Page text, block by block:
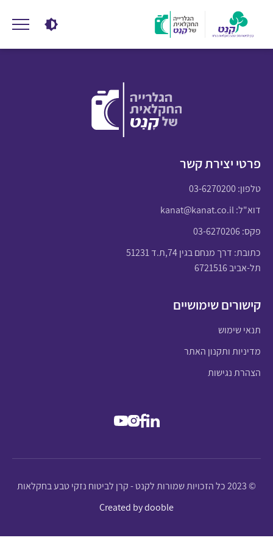
פרטי יצירת קשר
טלפון:03-6270200
דוא"ל:kanat@kanat.co.il
פקס: 03-6270206
כתובת: דרך מנחם בגין 74,ת.ד 51231
תל-אביב 6721516
קישורים שימושיים
תנאי שימוש
מדיניות ותקנון האתר
הצהרת נגישות
© 2023 כל הזכויות שמורות לקנט - קרן לביטוח נזקי טבע בחקלאות
Created by dooble